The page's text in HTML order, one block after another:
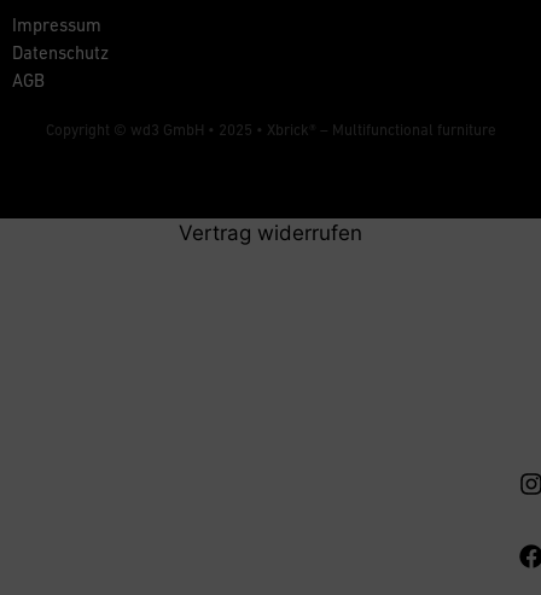
Impressum
Datenschutz
AGB
Copyright © wd3 GmbH • 2025 • Xbrick® – Multifunctional furniture
Vertrag widerrufen